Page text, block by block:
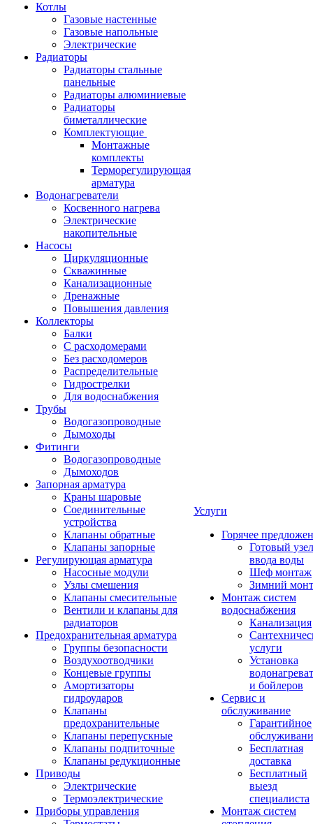
Котлы
Газовые настенные
Газовые напольные
Электрические
Радиаторы
Радиаторы стальные
панельные
Радиаторы алюминиевые
Радиаторы
биметаллические
Комплектующие
Монтажные
комплекты
Терморегулирующая
арматура
Водонагреватели
Косвенного нагрева
Электрические
накопительные
Насосы
Циркуляционные
Скважинные
Канализационные
Дренажные
Повышения давления
Коллекторы
Балки
С расходомерами
Без расходомеров
Распределительные
Гидрострелки
Для водоснабжения
Трубы
Водогазопроводные
Дымоходы
Фитинги
Водогазопроводные
Дымоходов
Запорная арматура
Краны шаровые
Соединительные
устройства
Клапаны обратные
Клапаны запорные
Регулирующая арматура
Насосные модули
Узлы смешения
Клапаны смесительные
Вентили и клапаны для
радиаторов
Предохранительная арматура
Группы безопасности
Воздухоотводчики
Концевые группы
Амортизаторы
гидроударов
Клапаны
предохранительные
Клапаны перепускные
Клапаны подпиточные
Клапаны редукционные
Приводы
Электрические
Термоэлектрические
Приборы управления
Услуги
Горячее
Готовый узел
ввода воды
Шеф монтаж
Зимний
Монтаж систем
водоснабжения
Канализация
услуги
Установка
и бойлеров
Сервис и
обслуживание
Гарантийное
Бесплатная
доставка
Бесплатный
выезд
специалиста
Монтаж систем